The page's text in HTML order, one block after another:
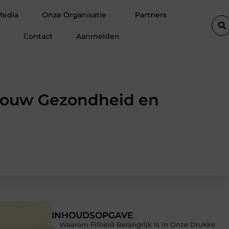
Onze Organisatie Partners
Contact Aanmelden
Gezondheid en
INHOUDSOPGAVE
Waarom Fitheid Belangrijk is in Onze Drukke